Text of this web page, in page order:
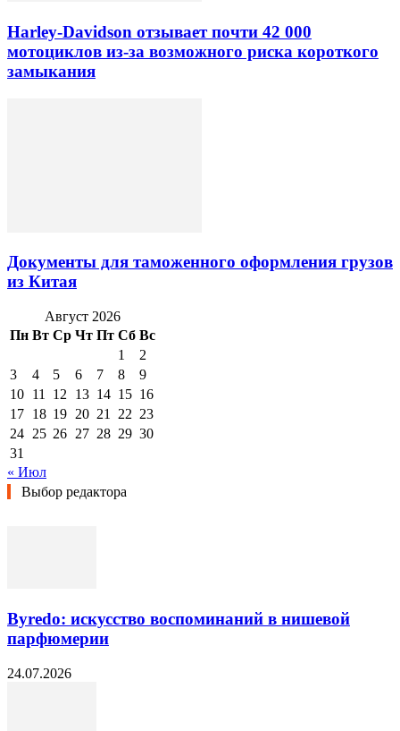
Harley-Davidson отзывает почти 42 000
мотоциклов из-за возможного риска короткого
замыкания
Документы для таможенного оформления грузов
из Китая
Август 2026
Пн Вт Ср Чт Пт Сб Вс
1
2
3
4 5 6 7 8
9
10 11 12 13 14 15 16
17 18 19 20 21 22 23
24 25 26 27 28 29 30
31
« Июл
Выбор редактора
Byredo: искусство воспоминаний в нишевой
парфюмерии
24.07.2026